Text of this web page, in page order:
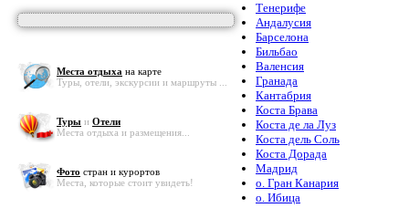
Места отдыха на карте
Туры, отели, экскурсии и маршруты ...
Туры и Отели
Места отдыха и размещения...
Фото стран и курортов
Места, которые стоит увидеть!
Тенерифе
Андалусия
Барселона
Бильбао
Валенсия
Гранада
Кантабрия
Коста Брава
Коста де ла Луз
Коста дель Соль
Коста Дорада
Мадрид
о. Гран Канария
о. Ибица